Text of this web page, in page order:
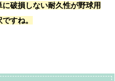
破損しない耐久性が野球用
すね。